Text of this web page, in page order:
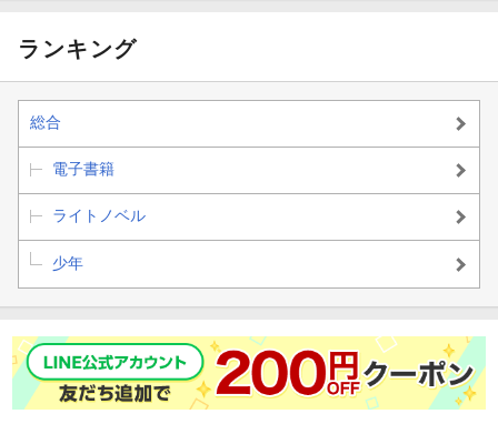
ランキング
総合
電子書籍
ライトノベル
少年